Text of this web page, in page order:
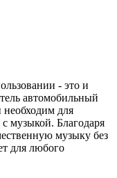
- это и
автомобильный
необходим для
музыкой. Благодаря
музыку без
для любого